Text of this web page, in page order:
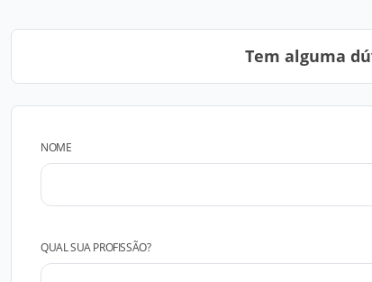
Tem alguma
NOME
QUAL SUA PROFISSÃO?